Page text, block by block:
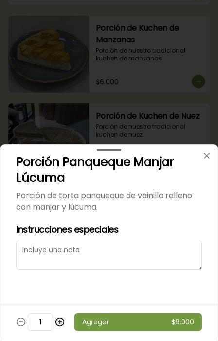
Porción de Kuchen de
Manzanas
Porción de nuestro tradicional
kuchen de manzanas.
$6.000
Porción de Kuchen de Nuez
Porción de nuestro tradicional
kuchen de nuez.
$6.000
Porción de Torta Hojarasca
Capas de hojarasca rellenas con
manjar, plátano y crema de
vainilla.
Alfajores
Masa de chocolate rellena con
Porción Panqueque Manjar
Lúcuma
Porción de torta panqueque de vainilla relleno
con manjar y lúcuma.
Instrucciones especiales
Agregar $6.000